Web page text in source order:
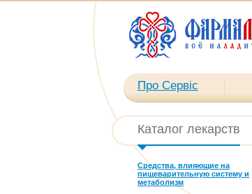
Про Сервіс
Каталог лекарств
Средства, влияющие на
пищеварительную систему и
метаболизм